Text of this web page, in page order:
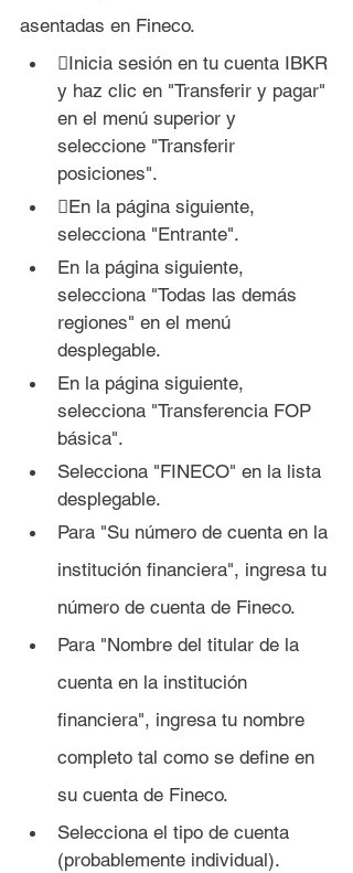
asentadas en Fineco.
Inicia sesión en tu cuenta IBKR
y haz clic en "Transferir y pagar"
en el menú superior y
seleccione "Transferir
posiciones".
En la página siguiente,
selecciona "Entrante".
En la página siguiente,
selecciona "Todas las demás
regiones" en el menú
desplegable.
En la página siguiente,
selecciona "Transferencia FOP
básica".
Selecciona "FINECO" en la lista
desplegable.
Para "Su número de cuenta en la
institución financiera", ingresa tu
número de cuenta de Fineco.
Para "Nombre del titular de la
cuenta en la institución
financiera", ingresa tu nombre
completo tal como se define en
su cuenta de Fineco.
Selecciona el tipo de cuenta
(probablemente individual).